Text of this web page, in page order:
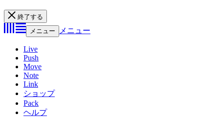
終了する
メニュー
メニュー
Live
Push
Move
Note
Link
ショップ
Pack
ヘルプ